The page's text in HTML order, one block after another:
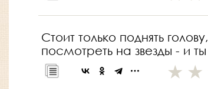
Стоит только поднять голову,
посмотреть на звезды - и